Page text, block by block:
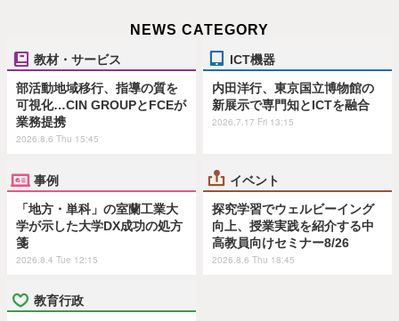
NEWS CATEGORY
教材・サービス
部活動地域移行、指導の質を
可視化…CIN GROUPとFCEが
業務提携
2026.8.6 Thu 15:45
ICT機器
内田洋行、東京国立博物館の
新展示で専門知とICTを融合
2026.7.17 Fri 13:15
事例
「地方・単科」の室蘭工業大
学が示した大学DX成功の処方
箋
2026.8.4 Tue 12:15
イベント
探究学習でウェルビーイング
向上、授業実践を紹介する中
高教員向けセミナー8/26
2026.8.6 Thu 18:45
教育行政